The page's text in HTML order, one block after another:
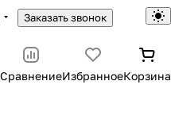
Заказать звонок
СравнениеИзбранноеКорзина